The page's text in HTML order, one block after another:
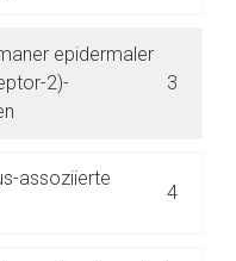
epidermaler
2)-
3
assoziierte
4
liste.de Zur Seite